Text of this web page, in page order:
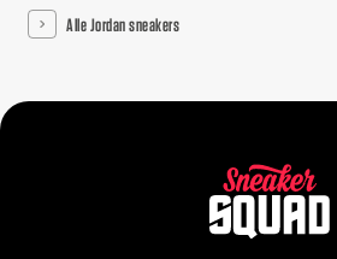
Alle Jordan sneakers